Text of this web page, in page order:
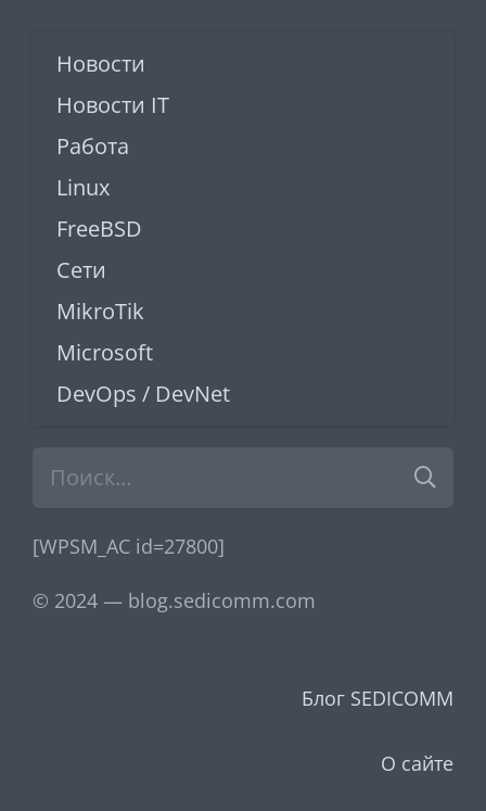
Новости
Новости IT
Работа
Linux
FreeBSD
Сети
MikroTik
Microsoft
DevOps / DevNet
[WPSM_AC id=27800]
© 2024 — blog.sedicomm.com
Блог SEDICOMM
О сайте